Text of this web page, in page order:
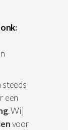
:
steeds
een
. Wij
voor